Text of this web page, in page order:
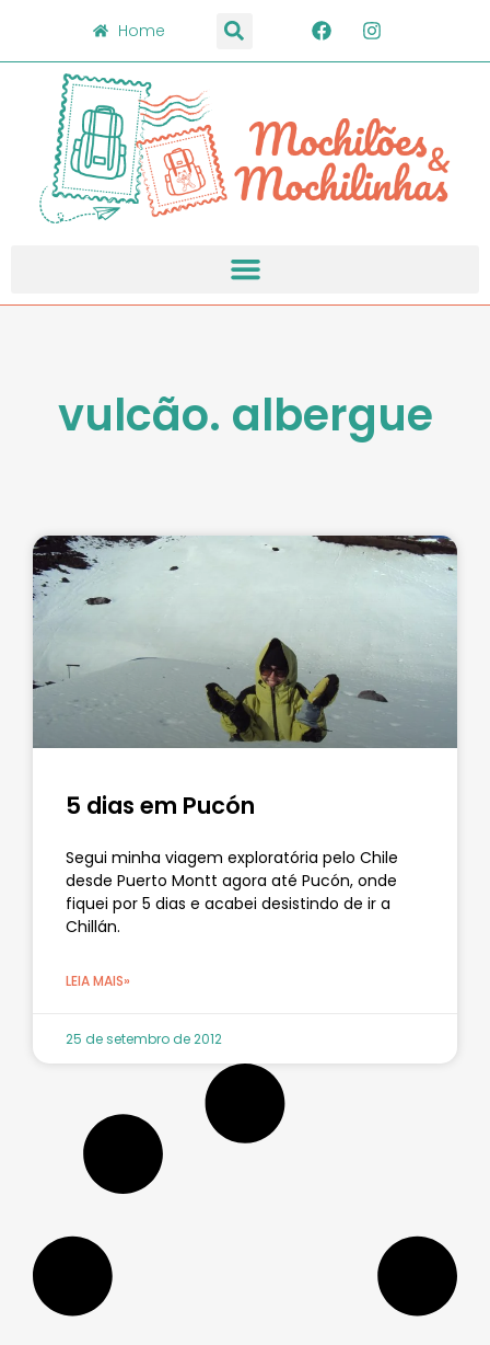
Home
vulcão. albergue
5 dias em Pucón
Segui minha viagem exploratória pelo Chile
desde Puerto Montt agora até Pucón, onde
fiquei por 5 dias e acabei desistindo de ir a
Chillán.
LEIA MAIS»
25 de setembro de 2012